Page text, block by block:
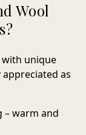
Wool
with unique
as
– warm and